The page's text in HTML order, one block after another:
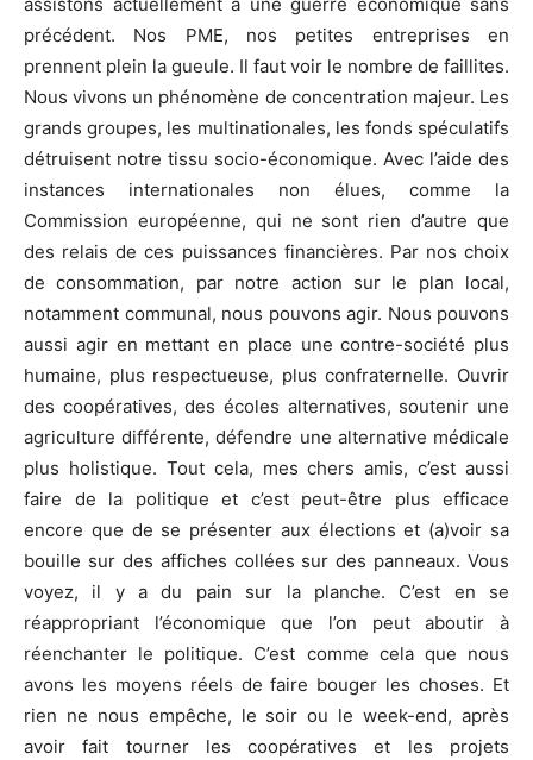
précédent. Nos PME, nos petites entreprises en
prennent plein la gueule. Il faut voir le nombre de faillites.
Nous vivons un phénomène de concentration majeur. Les
grands groupes, les multinationales, les fonds spéculatifs
détruisent notre tissu socio-économique. Avec l’aide des
instances internationales non élues, comme la
Commission européenne, qui ne sont rien d’autre que
des relais de ces puissances financières. Par nos choix
de consommation, par notre action sur le plan local,
notamment communal, nous pouvons agir. Nous pouvons
aussi agir en mettant en place une contre-société plus
humaine, plus respectueuse, plus confraternelle. Ouvrir
des coopératives, des écoles alternatives, soutenir une
agriculture différente, défendre une alternative médicale
plus holistique. Tout cela, mes chers amis, c’est aussi
faire de la politique et c’est peut-être plus efficace
encore que de se présenter aux élections et (a)voir sa
bouille sur des affiches collées sur des panneaux. Vous
voyez, il y a du pain sur la planche. C’est en se
réappropriant l’économique que l’on peut aboutir à
réenchanter le politique. C’est comme cela que nous
avons les moyens réels de faire bouger les choses. Et
rien ne nous empêche, le soir ou le week-end, après
avoir fait tourner les coopératives et les projets